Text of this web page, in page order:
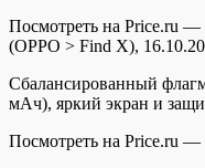
Посмотреть на Price.ru —
(OPPO > Find X),
Сбалансированный
мАч), яркий экран и
Посмотреть на Price.ru —